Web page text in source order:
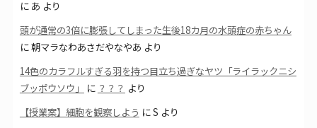
に あ より
頭が通常の3倍に膨張してしまった生後18カ月の水頭症の赤ちゃん
に朝マラなわあさだやなやあ より
14色のカラフルすぎる羽を持つ目立ち過ぎなヤツ「ライラックニシ
ブッポウソウ」
に ？？？ より
【授業案】細胞を観察しよう にS より